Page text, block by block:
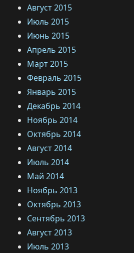
Август 2015
Июль 2015
Июнь 2015
Апрель 2015
Март 2015
Февраль 2015
Январь 2015
Декабрь 2014
Ноябрь 2014
Октябрь 2014
Август 2014
Июль 2014
Май 2014
Ноябрь 2013
Октябрь 2013
Сентябрь 2013
Август 2013
Июль 2013